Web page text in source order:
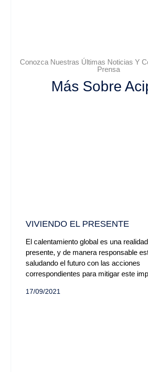
Conozca Nuestras Últimas Noticias Y
Prensa
Más Sobre
VIVIENDO EL PRESENTE
El calentamiento global es una
presente, y de manera responsable
saludando el futuro con las acciones
correspondientes para mitigar este
17/09/2021